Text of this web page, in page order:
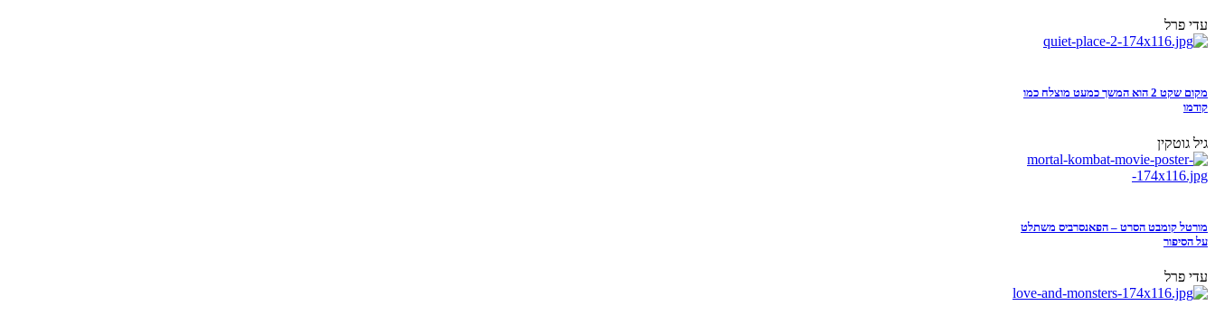
עדי פרל
מקום שקט 2 הוא המשך כמעט מוצלח כמו
קודמו
גיל גוטקין
מורטל קומבט הסרט – הפאנסרביס משתלט
על הסיפור
עדי פרל